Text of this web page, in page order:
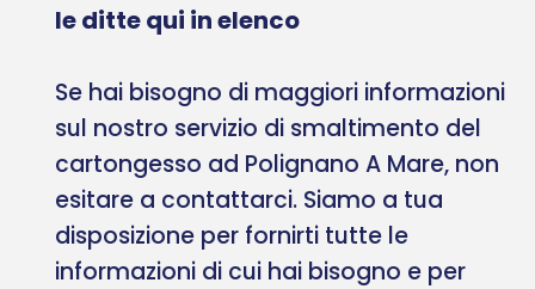
le ditte qui in elenco
Se hai bisogno di maggiori informazioni
sul nostro servizio di smaltimento del
cartongesso ad Polignano A Mare, non
esitare a contattarci. Siamo a tua
disposizione per fornirti tutte le
informazioni di cui hai bisogno e per